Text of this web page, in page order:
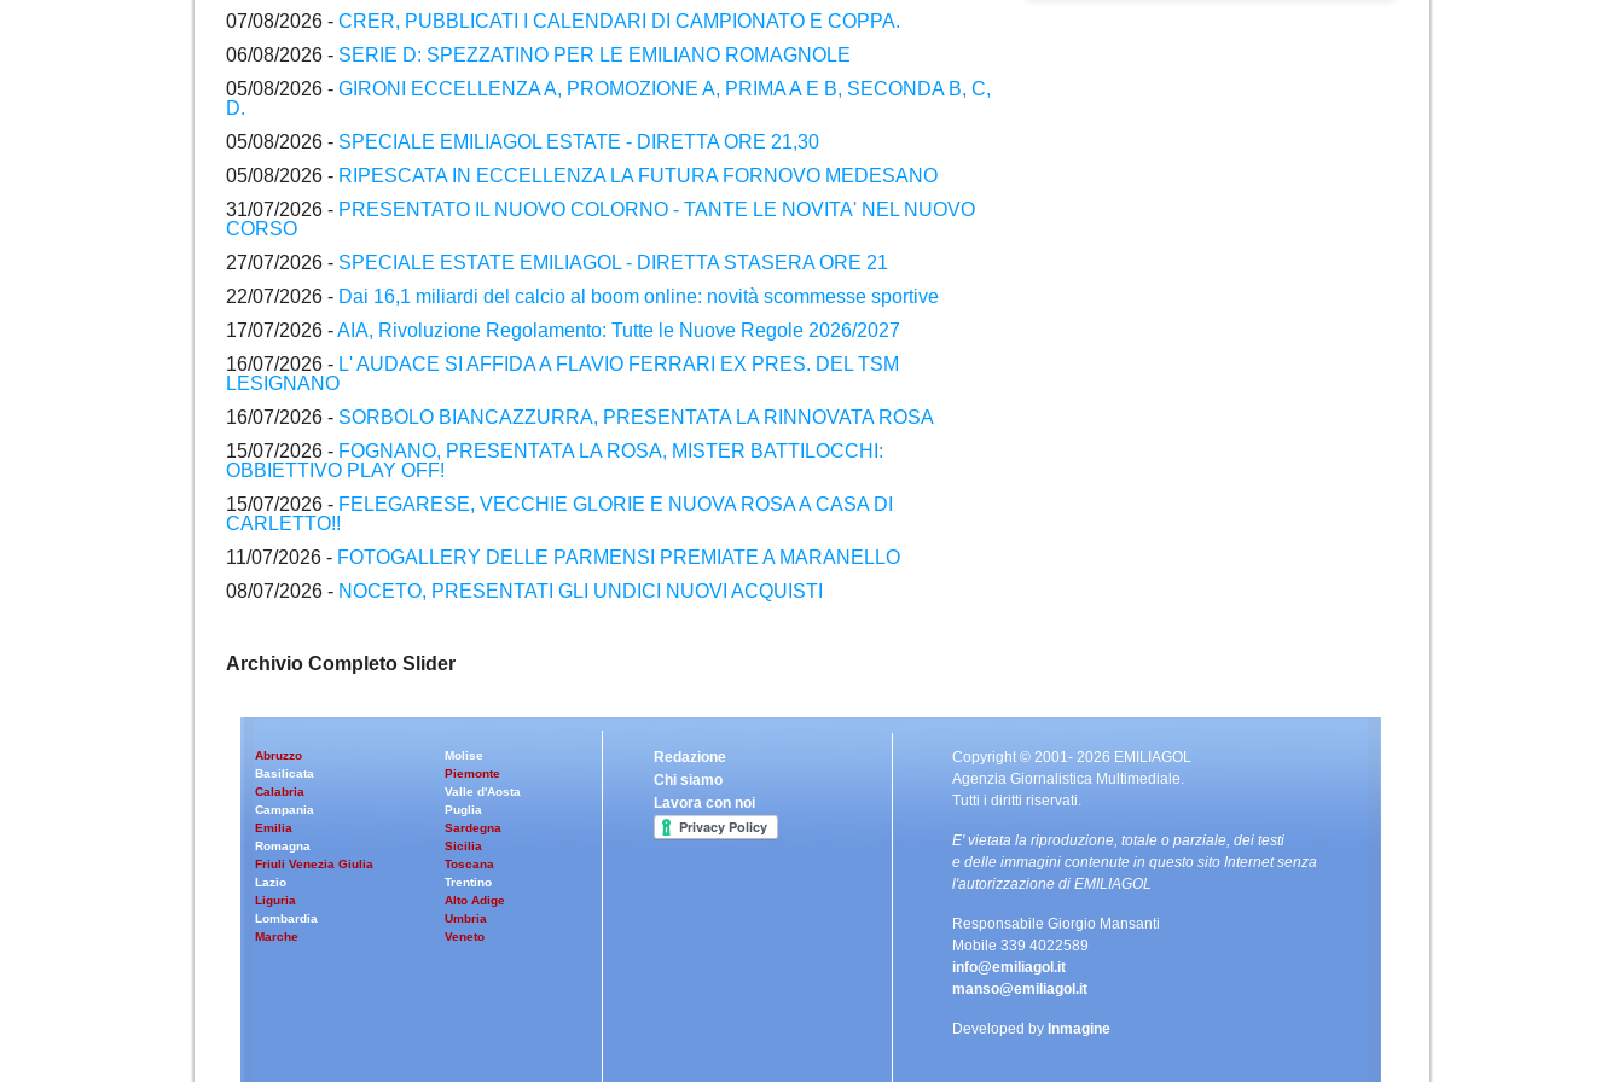
07/08/2026 - CRER, PUBBLICATI I CALENDARI DI CAMPIONATO E COPPA.
06/08/2026 - SERIE D: SPEZZATINO PER LE EMILIANO ROMAGNOLE
05/08/2026 - GIRONI ECCELLENZA A, PROMOZIONE A, PRIMA A E B, SECONDA B, C,
D.
05/08/2026 - SPECIALE EMILIAGOL ESTATE - DIRETTA ORE 21,30
05/08/2026 - RIPESCATA IN ECCELLENZA LA FUTURA FORNOVO MEDESANO
31/07/2026 - PRESENTATO IL NUOVO COLORNO - TANTE LE NOVITA' NEL NUOVO
CORSO
27/07/2026 - SPECIALE ESTATE EMILIAGOL - DIRETTA STASERA ORE 21
22/07/2026 - Dai 16,1 miliardi del calcio al boom online: novità scommesse sportive
17/07/2026 -AIA, Rivoluzione Regolamento: Tutte le Nuove Regole 2026/2027
16/07/2026 - L' AUDACE SI AFFIDA A FLAVIO FERRARI EX PRES. DEL TSM
LESIGNANO
16/07/2026 - SORBOLO BIANCAZZURRA, PRESENTATA LA RINNOVATA ROSA
15/07/2026 - FOGNANO, PRESENTATA LA ROSA, MISTER BATTILOCCHI:
OBBIETTIVO PLAY OFF!
15/07/2026 - FELEGARESE, VECCHIE GLORIE E NUOVA ROSA A CASA DI
CARLETTO!!
11/07/2026 - FOTOGALLERY DELLE PARMENSI PREMIATE A MARANELLO
08/07/2026 - NOCETO, PRESENTATI GLI UNDICI NUOVI ACQUISTI
Archivio Completo Slider
Abruzzo
Basilicata
Calabria
Campania
Emilia
Romagna
Friuli Venezia Giulia
Lazio
Liguria
Lombardia
Marche
Molise
Piemonte
Valle d'Aosta
Puglia
Sardegna
Sicilia
Toscana
Trentino
Alto Adige
Umbria
Veneto
Redazione
Chi siamo
Lavora con noi
Copyright © 2001- 2026 EMILIAGOL
Agenzia Giornalistica Multimediale.
Tutti i diritti riservati.
E' vietata la riproduzione, totale o parziale, dei testi
e delle immagini contenute in questo sito Internet senza
l'autorizzazione di EMILIAGOL
Responsabile Giorgio Mansanti
Mobile 339 4022589
info@emiliagol.it
manso@emiliagol.it
Developed byInmagine